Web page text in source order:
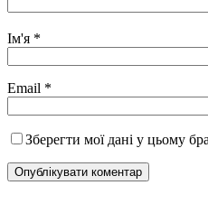
Ім'я *
Email *
Зберегти мої дані у цьому